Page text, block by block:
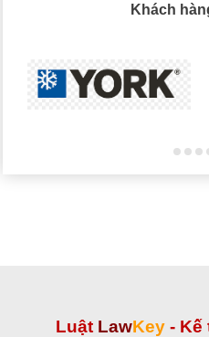
Khách
Luật LawKey - Kế